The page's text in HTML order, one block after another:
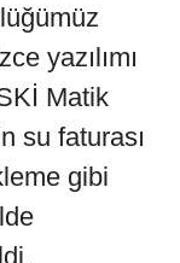
yazılımı
Matik
su faturası
gibi